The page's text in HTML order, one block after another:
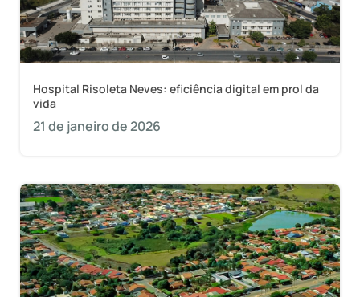
Hospital Risoleta Neves: eficiência digital em prol da
vida
21 de janeiro de 2026